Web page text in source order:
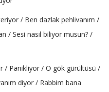
/ Ben dazlak pehlivanım /
/ Sesi nasıl biliyor musun? /
/ Panikliyor / O gök gürültüsü /
diyor / Rabbim bana